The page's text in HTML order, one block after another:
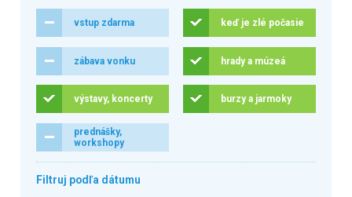
vstup zdarma keď je zlé počasie
zábava vonku hrady a múzeá
výstavy, koncerty burzy a jarmoky
prednášky,
workshopy
Filtruj podľa dátumu